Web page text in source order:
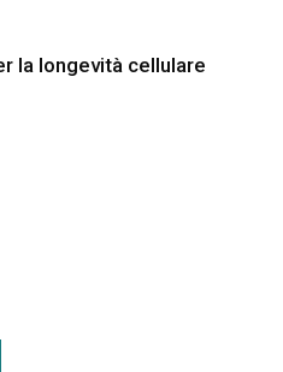
la longevità cellulare